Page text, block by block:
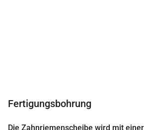
Fertigungsbohrung
Die Zahnriemenscheibe wird mit